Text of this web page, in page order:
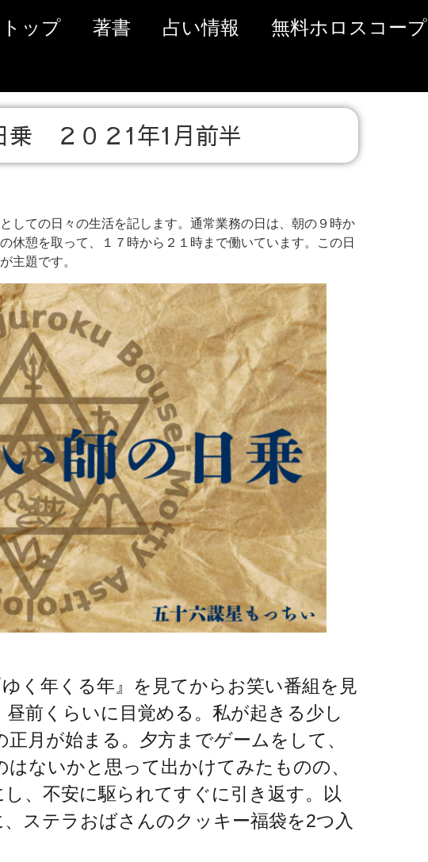
トップ 著書 占い情報 無料ホロスコープ
乗 ２０２1年1月前半
しての日々の生活を記します。通常業務の日は、朝の９時か
休憩を取って、１７時から２１時まで働いています。この日
主題です。
く年くる年』を見てからお笑い番組を見
前くらいに目覚める。私が起きる少し
月が始まる。夕方までゲームをして、
ないかと思って出かけてみたものの、
、不安に駆られてすぐに引き返す。以
ステラおばさんのクッキー福袋を2つ入